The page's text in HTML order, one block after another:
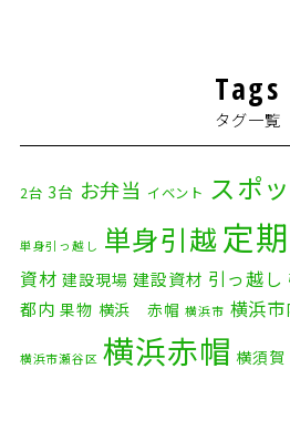
2026年1月
2025年11月
2025年10月
2025年9月
2025年8月
2025年7月
Tags
タグ一覧
2台 3台 お弁当 イベント スポ
単身引っ越し 単身引越 定
資材 建設現場 建設資材 引っ越し
都内 果物 横浜 赤帽 横浜市 横浜市
横浜市瀬谷区 横浜赤帽 横須賀